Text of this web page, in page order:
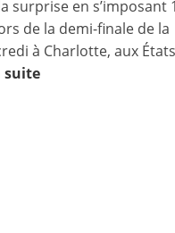
surprise en s’imposant
de la demi-finale de la
à Charlotte, aux
suite